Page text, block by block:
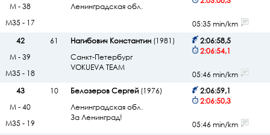
Ленинградская обл.
М - 38
М35 - 17
05:35 min/km
42
61 Нагибович Константин(1981)
Санкт-Петербург
VOKUEVA TEAM
2:06:58,5
2:06:54,1
М - 39
М35 - 18
05:46 min/km
43
10 Белозеров Сергей(1976)
Ленинградская обл.
За Ленинград!
2:06:59,1
2:06:50,3
М - 40
М35 - 19
05:46 min/km